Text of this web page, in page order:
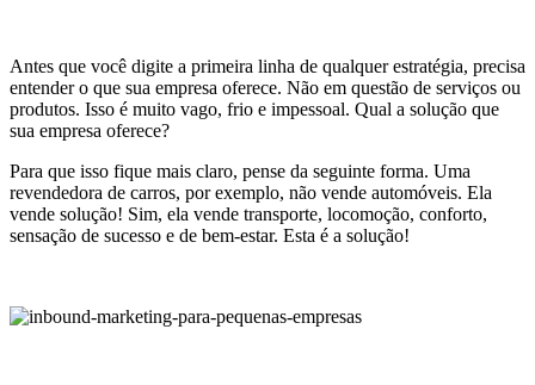
Antes que você digite a primeira linha de qualquer estratégia, precisa
entender o que sua empresa oferece. Não em questão de serviços ou
produtos. Isso é muito vago, frio e impessoal. Qual a solução que
sua empresa oferece?
Para que isso fique mais claro, pense da seguinte forma. Uma
revendedora de carros, por exemplo, não vende automóveis. Ela
vende solução! Sim, ela vende transporte, locomoção, conforto,
sensação de sucesso e de bem-estar. Esta é a solução!